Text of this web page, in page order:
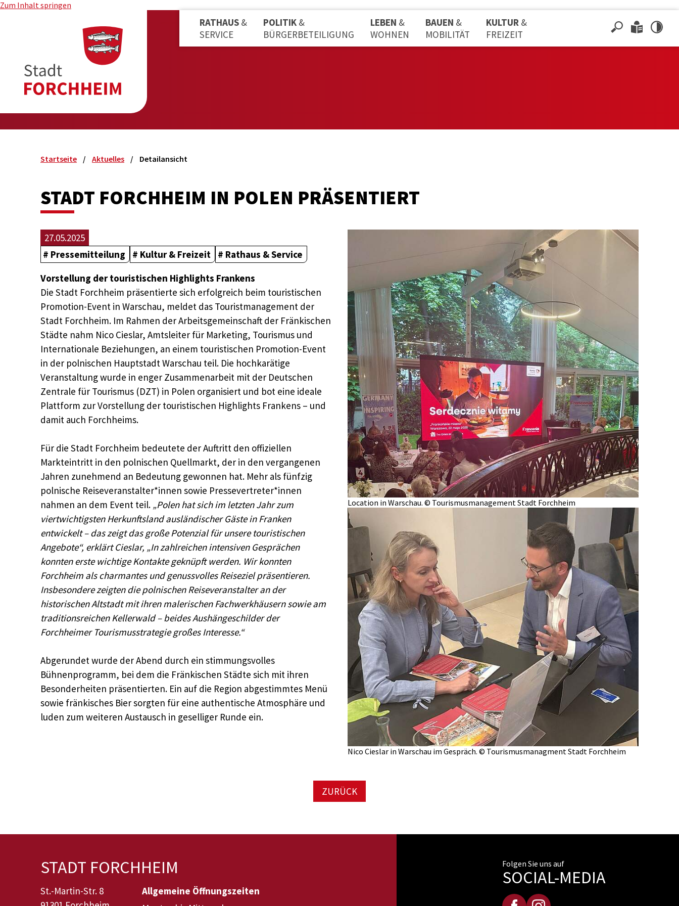
Zum Inhalt springen
RATHAUS &
SERVICE
POLITIK &
BÜRGERBETEILIGUNG
LEBEN &
WOHNEN
BAUEN &
MOBILITÄT
KULTUR &
FREIZEIT
Startseite Aktuelles Detailansicht
STADT FORCHHEIM IN POLEN PRÄSENTIERT
Location in Warschau. © Tourismusmanagement Stadt Forchheim
Nico Cieslar in Warschau im Gespräch. © Tourismusmanagment Stadt Forchheim
27.05.2025
Pressemitteilung
Kultur & Freizeit
Rathaus & Service
Vorstellung der touristischen Highlights Frankens
Die Stadt Forchheim präsentierte sich erfolgreich beim touristischen
Promotion-Event in Warschau, meldet das Touristmanagement der
Stadt Forchheim. Im Rahmen der Arbeitsgemeinschaft der Fränkischen
Städte nahm Nico Cieslar, Amtsleiter für Marketing, Tourismus und
Internationale Beziehungen, an einem touristischen Promotion-Event
in der polnischen Hauptstadt Warschau teil. Die hochkarätige
Veranstaltung wurde in enger Zusammenarbeit mit der Deutschen
Zentrale für Tourismus (DZT) in Polen organisiert und bot eine ideale
Plattform zur Vorstellung der touristischen Highlights Frankens – und
damit auch Forchheims.
Für die Stadt Forchheim bedeutete der Auftritt den offiziellen
Markteintritt in den polnischen Quellmarkt, der in den vergangenen
Jahren zunehmend an Bedeutung gewonnen hat. Mehr als fünfzig
polnische Reiseveranstalter*innen sowie Pressevertreter*innen
nahmen an dem Event teil. „Polen hat sich im letzten Jahr zum
viertwichtigsten Herkunftsland ausländischer Gäste in Franken
entwickelt – das zeigt das große Potenzial für unsere touristischen
Angebote“, erklärt Cieslar, „In zahlreichen intensiven Gesprächen
konnten erste wichtige Kontakte geknüpft werden. Wir konnten
Forchheim als charmantes und genussvolles Reiseziel präsentieren.
Insbesondere zeigten die polnischen Reiseveranstalter an der
historischen Altstadt mit ihren malerischen Fachwerkhäusern sowie am
traditionsreichen Kellerwald – beides Aushängeschilder der
Forchheimer Tourismusstrategie großes Interesse.“
Abgerundet wurde der Abend durch ein stimmungsvolles
Bühnenprogramm, bei dem die Fränkischen Städte sich mit ihren
Besonderheiten präsentierten. Ein auf die Region abgestimmtes Menü
sowie fränkisches Bier sorgten für eine authentische Atmosphäre und
luden zum weiteren Austausch in geselliger Runde ein.
ZURÜCK
STADT FORCHHEIM
St.-Martin-Str. 8
Allgemeine Öffnungszeiten
Folgen Sie uns auf
SOCIAL-MEDIA